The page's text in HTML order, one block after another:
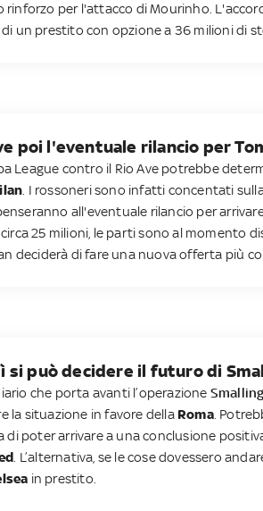
rinforzo per l'attacco di Mourinho.
un prestito con opzione a 36 milioni di
poi l'eventuale rilancio per
League contro il Rio Ave potrebbe
. I rossoneri sono infatti concentati
all'eventuale rilancio per
25 milioni, le parti sono al momento
deciderà di fare una nuova offerta più
si può decidere il futuro di
che porta avanti l’operazione Smalling
la situazione in favore della Roma.
di poter arrivare a una conclusione
. L’alternativa, se le cose dovessero
in prestito.